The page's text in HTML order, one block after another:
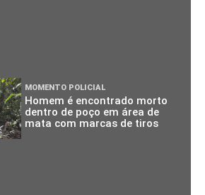
MOMENTO POLICIAL
Homem é encontrado morto
dentro de poço em área de
mata com marcas de tiros